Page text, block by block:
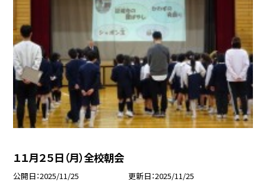
１１月２５日（月）全校朝会
公開日 2025/11/25 更新日 2025/11/25